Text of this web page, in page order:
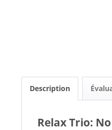
Description
Relax Trio: